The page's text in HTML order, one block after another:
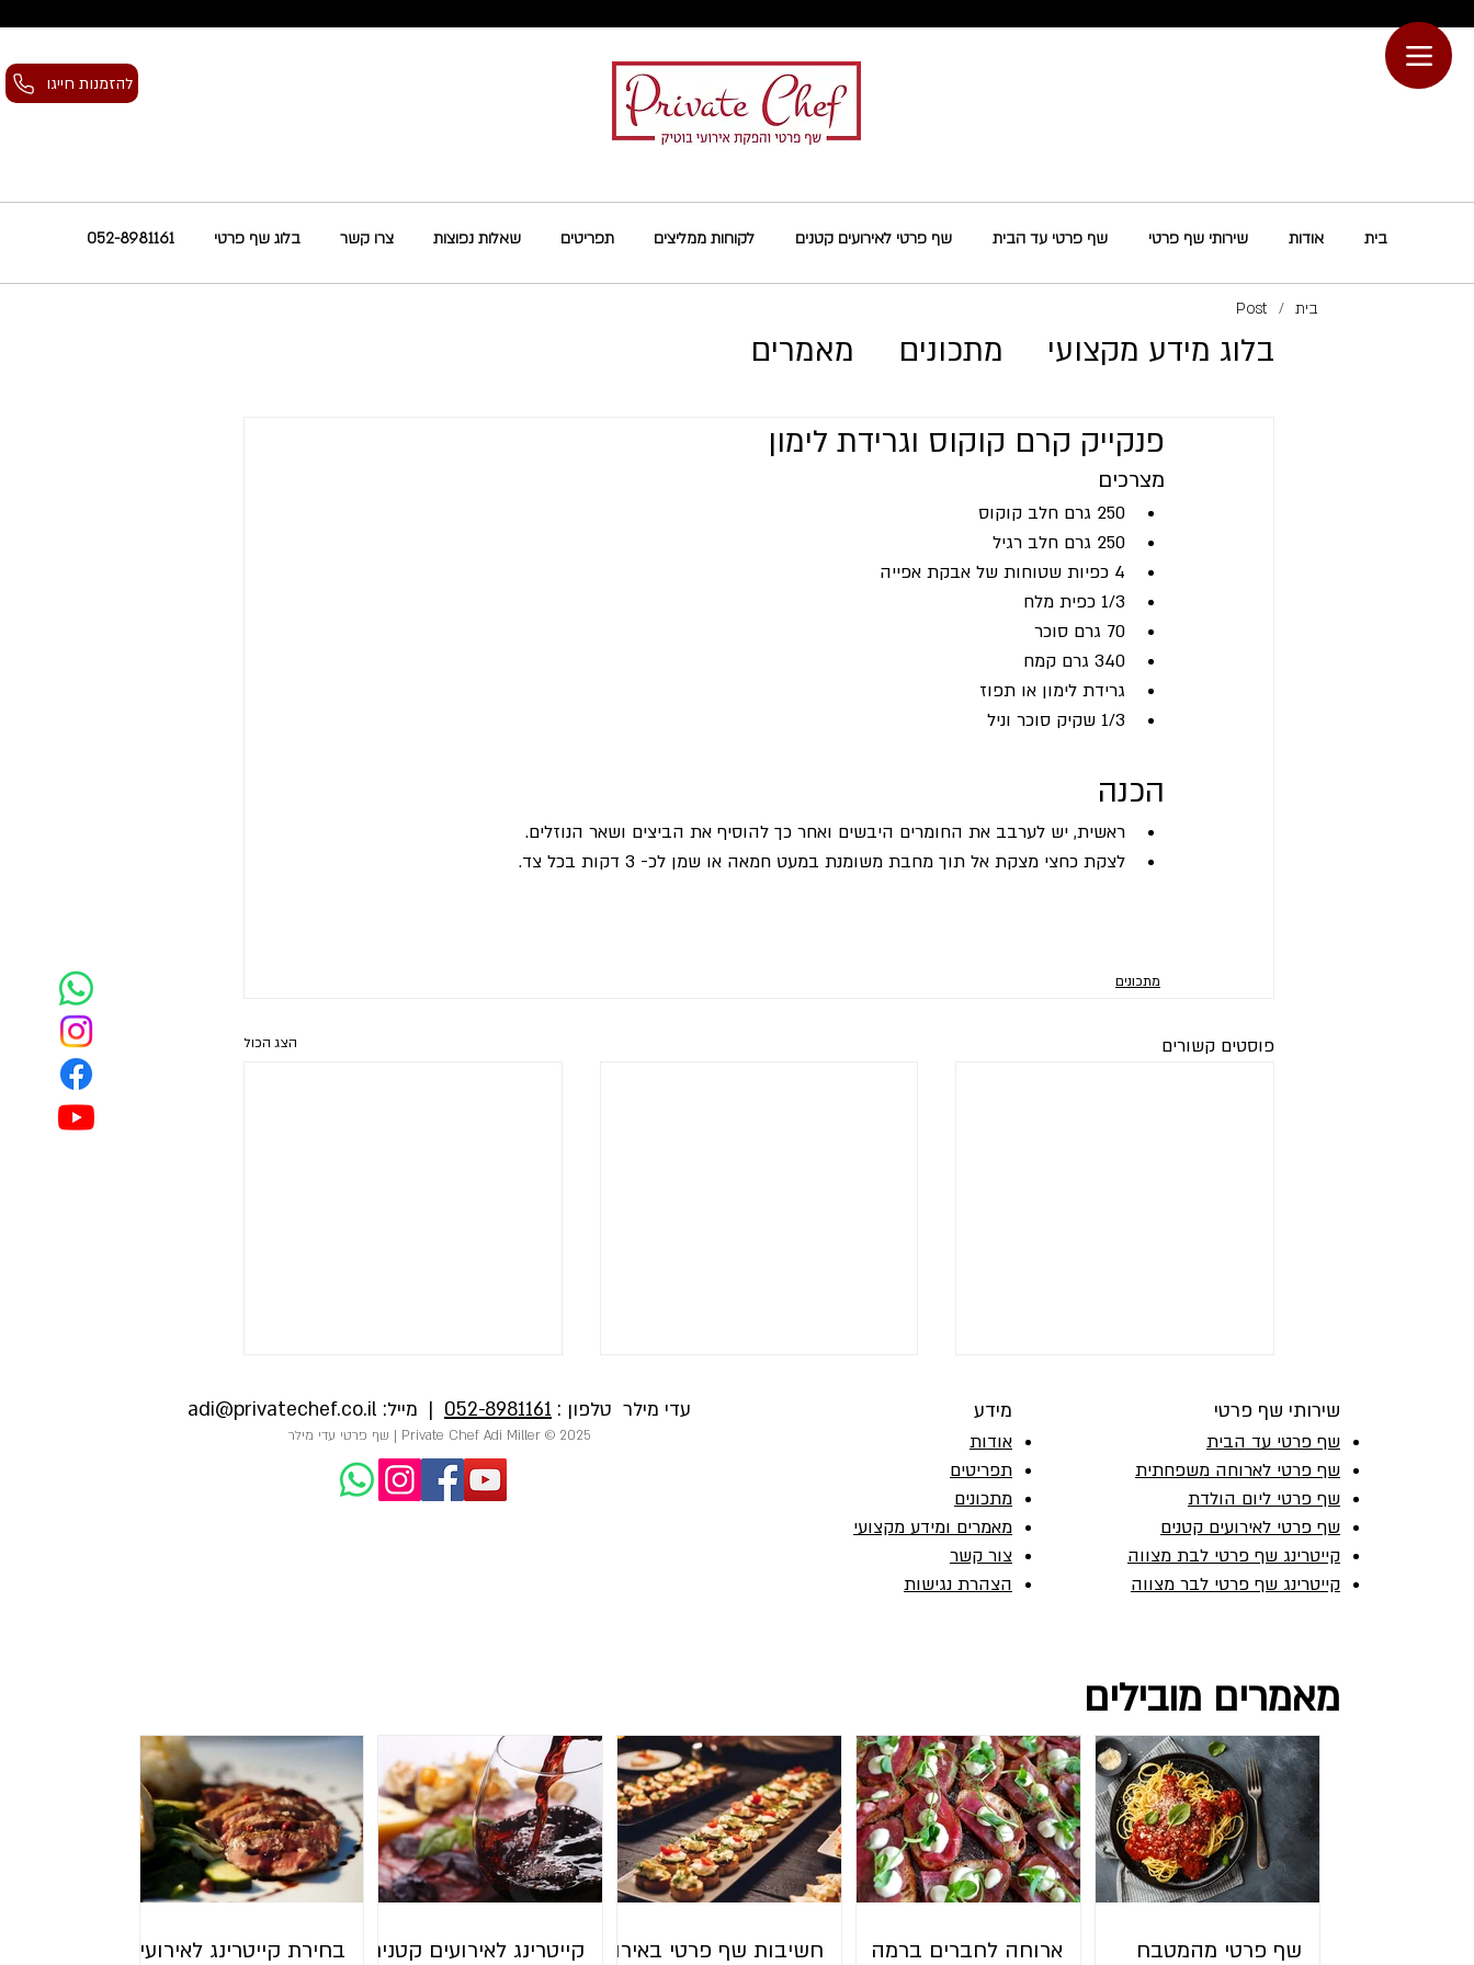
להזמנות חייגו
בית אודות שירותי שף פרטי שף פרטי עד הבית שף פרטי לאירועים קטנים לקוחות ממליצים תפריטים שאלות נפוצות צרו קשר בלוג שף פרטי 052-8981161
בית /
Post
בלוג מידע מקצועי מתכונים מאמרים
פנקייק קרם קוקוס וגרידת לימון
מצרכים
250 גרם חלב קוקוס
250 גרם חלב רגיל
4 כפיות שטוחות של אבקת אפייה
1/3 כפית מלח
70 גרם סוכר
340 גרם קמח
גרידת לימון או תפוז
1/3 שקיק סוכר וניל
הכנה
ראשית, יש לערבב את החומרים היבשים ואחר כך להוסיף את הביצים ושאר הנוזלים.
לצקת כחצי מצקת אל תוך מחבת משומנת במעט חמאה או שמן לכ- 3 דקות בכל צד.
מתכונים
פוסטים קשורים הצג הכול
סלט קייל וקשיו
סשימי סלמון במרינדה יפנית
עדי מילר טלפון : 052-8981161 | מייל: adi@privatechef.co.il
2025 © Private Chef Adi Miller | שף פרטי עדי מילר
שף פרטי מהמטבח ארוחה לחברים ברמה חשיבות שף פרטי באירוע קייטרינג לאירועים קטנים, בחירת קייטרינג לאירועים
מידע
אודות
תפריטים
מתכונים
מאמרים ומידע מקצועי
צור קשר
הצהרת נגישות
שירותי שף פרטי
שף פרטי עד הבית
שף פרטי לארוחה משפחתית
שף פרטי ליום הולדת
שף פרטי לאירועים קטנים
קייטרינג שף פרטי לבת מצווה
קייטרינג שף פרטי לבר מצווה
מאמרים מובילים